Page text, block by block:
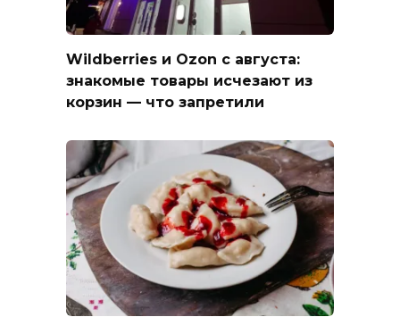
Wildberries и Ozon с августа:
знакомые товары исчезают из
корзин — что запретили